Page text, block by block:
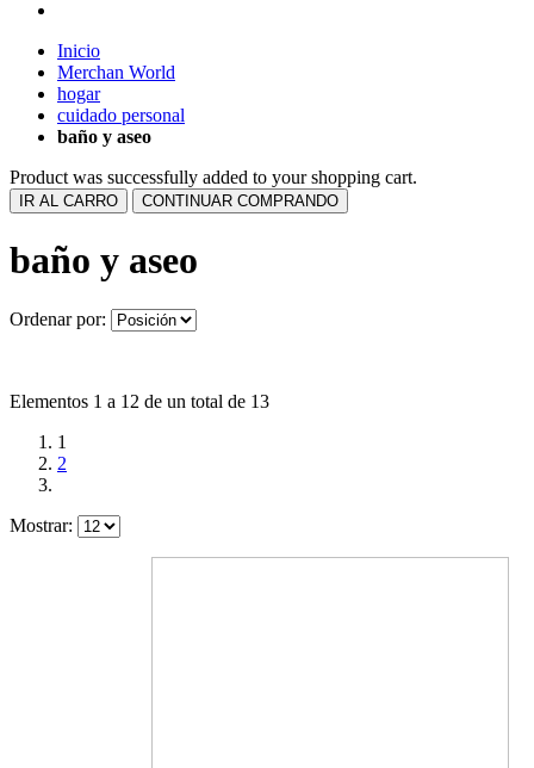
Inicio
Merchan World
hogar
cuidado personal
baño y aseo
Product was successfully added to your shopping cart.
IR AL CARRO CONTINUAR COMPRANDO
baño y aseo
Ordenar por:
Elementos 1 a 12 de un total de 13
1
2
Mostrar: